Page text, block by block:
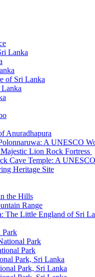
Lanka
of Sri Lanka
Anuradhapura
A UNESCO
Lion Rock Fortress
Cave Temple: A
Heritage Site
the Hills
Range
The Little England of Sri
Park
Park
Park
Park, Sri Lanka
Park, Sri Lanka